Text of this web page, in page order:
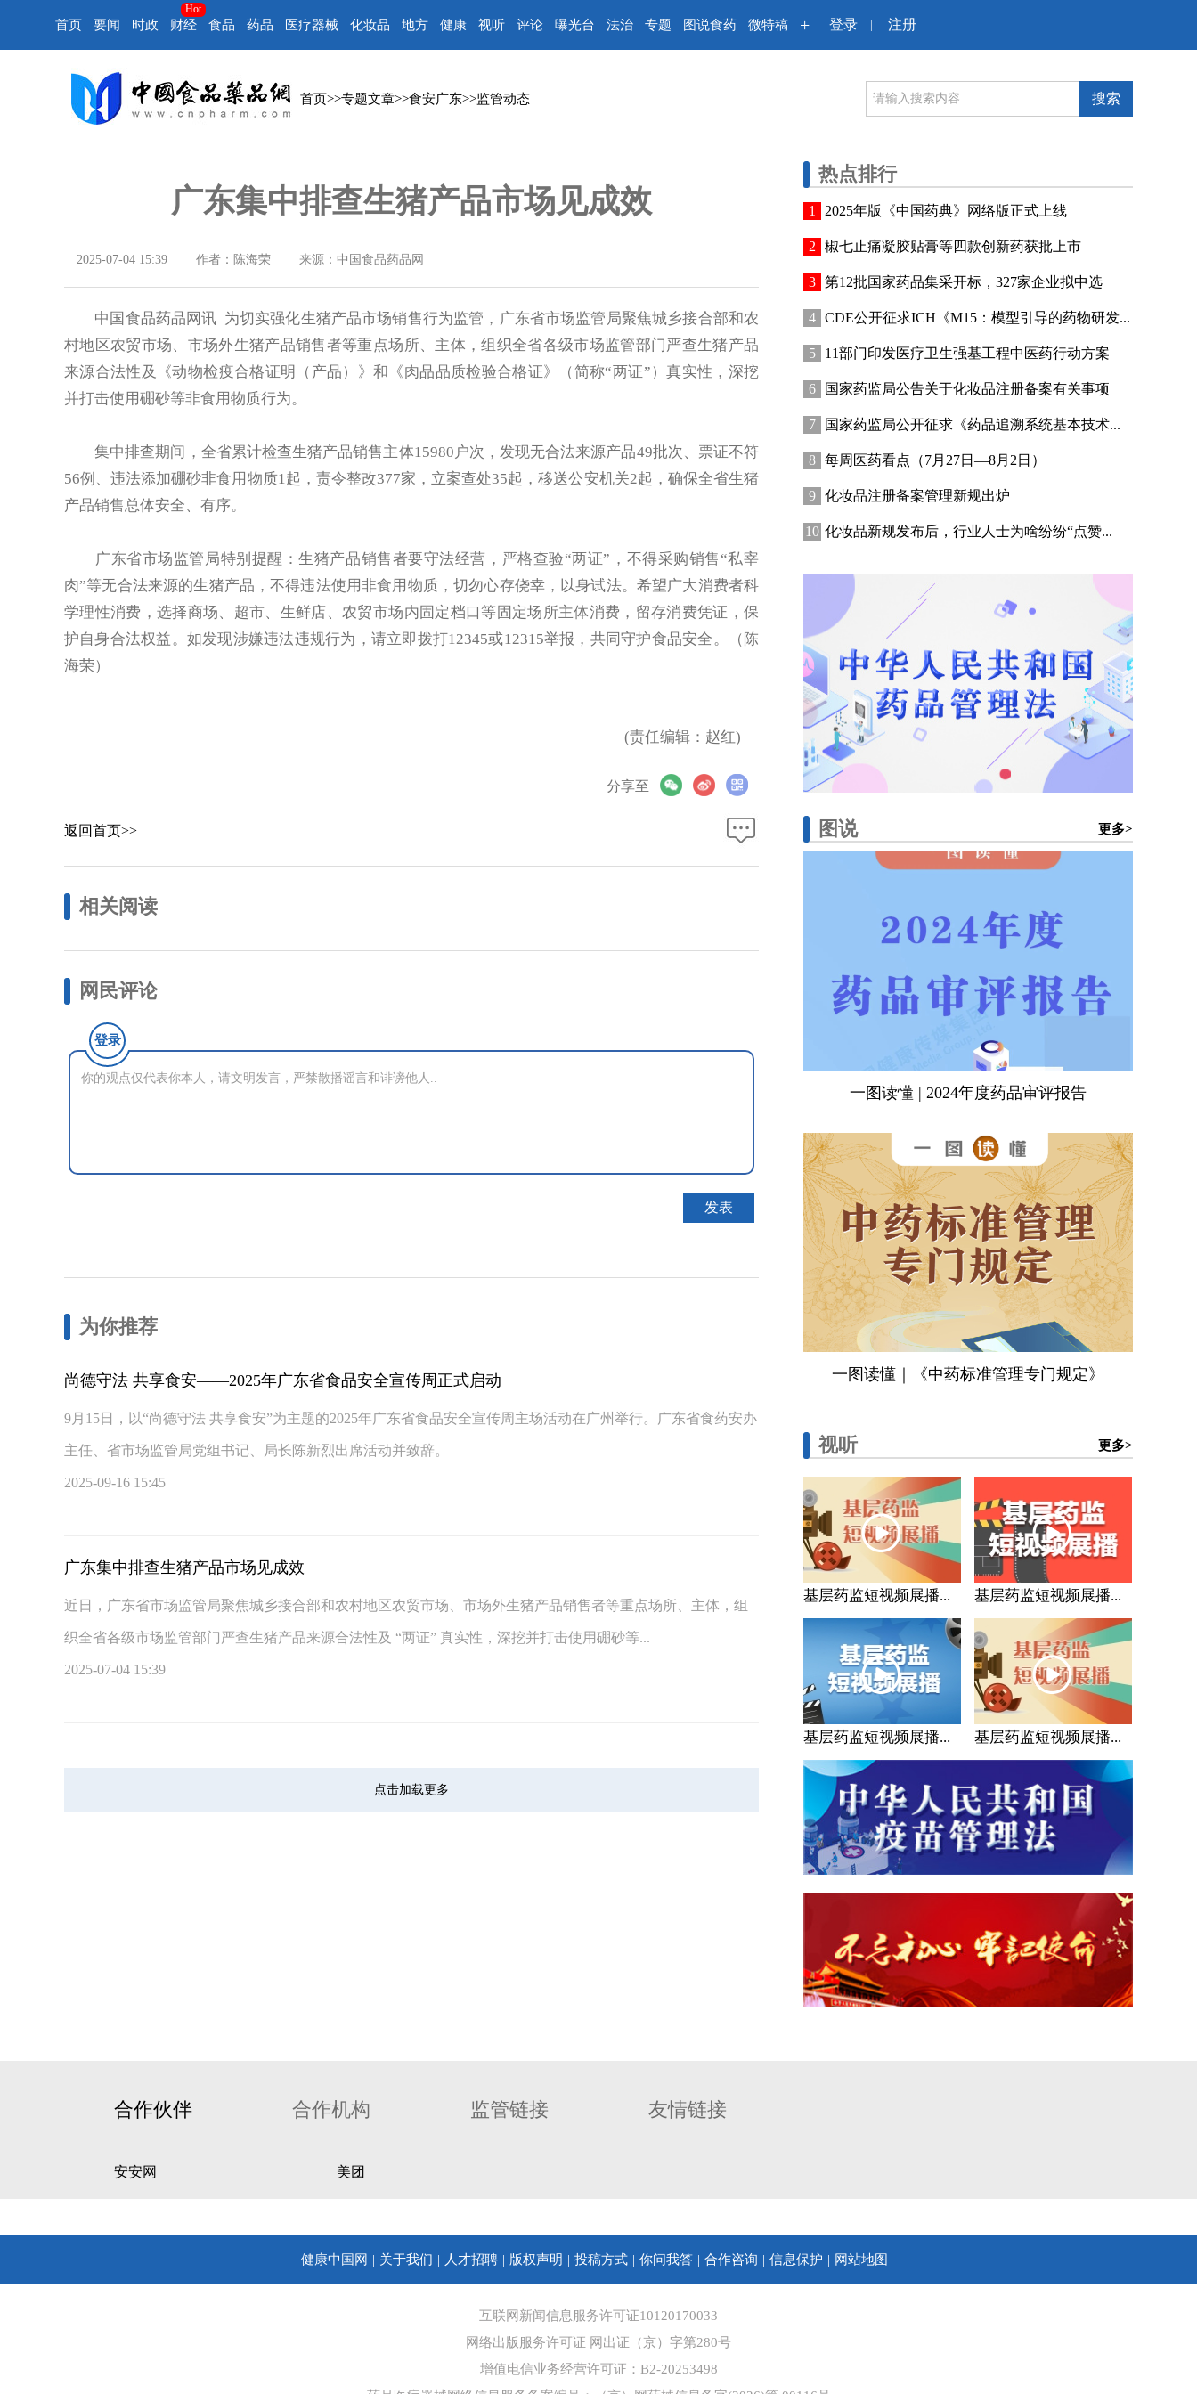
首页 要闻 时政 财经
Hot
食品 药品 医疗器械 化妆品 地方 健康 视听 评论 曝光台 法治 专题 图说食药 微特稿 + 登录 | 注册
首页>>专题文章>>食安广东>>监管动态 搜索
广东集中排查生猪产品市场见成效
2025-07-04 15:39 作者：陈海荣 来源：中国食品药品网
中国食品药品网讯 为切实强化生猪产品市场销售行为监管，广东省市场监管局聚焦城乡接合部和农
村地区农贸市场、市场外生猪产品销售者等重点场所、主体，组织全省各级市场监管部门严查生猪产品
来源合法性及《动物检疫合格证明（产品）》和《肉品品质检验合格证》（简称“两证”）真实性，深挖
并打击使用硼砂等非食用物质行为。
集中排查期间，全省累计检查生猪产品销售主体15980户次，发现无合法来源产品49批次、票证不符
56例、违法添加硼砂非食用物质1起，责令整改377家，立案查处35起，移送公安机关2起，确保全省生猪
产品销售总体安全、有序。
广东省市场监管局特别提醒：生猪产品销售者要守法经营，严格查验“两证”，不得采购销售“私宰
肉”等无合法来源的生猪产品，不得违法使用非食用物质，切勿心存侥幸，以身试法。希望广大消费者科
学理性消费，选择商场、超市、生鲜店、农贸市场内固定档口等固定场所主体消费，留存消费凭证，保
护自身合法权益。如发现涉嫌违法违规行为，请立即拨打12345或12315举报，共同守护食品安全。（陈
海荣）
(责任编辑：赵红)
分享至
返回首页>>
相关阅读
网民评论
登录
为你推荐
尚德守法 共享食安——2025年广东省食品安全宣传周正式启动
9月15日，以“尚德守法 共享食安”为主题的2025年广东省食品安全宣传周主场活动在广州举行。广东省食药安办
主任、省市场监管局党组书记、局长陈新烈出席活动并致辞。
2025-09-16 15:45
广东集中排查生猪产品市场见成效
近日，广东省市场监管局聚焦城乡接合部和农村地区农贸市场、市场外生猪产品销售者等重点场所、主体，组
织全省各级市场监管部门严查生猪产品来源合法性及 “两证” 真实性，深挖并打击使用硼砂等...
2025-07-04 15:39
点击加载更多
热点排行
2025年版《中国药典》网络版正式上线
椒七止痛凝胶贴膏等四款创新药获批上市
第12批国家药品集采开标，327家企业拟中选
CDE公开征求ICH《M15：模型引导的药物研发...
11部门印发医疗卫生强基工程中医药行动方案
国家药监局公告关于化妆品注册备案有关事项
国家药监局公开征求《药品追溯系统基本技术...
每周医药看点（7月27日—8月2日）
化妆品注册备案管理新规出炉
化妆品新规发布后，行业人士为啥纷纷“点赞...
图说 更多>
一图读懂 | 2024年度药品审评报告
一图读懂｜《中药标准管理专门规定》
视听 更多>
基层药监短视频展播... 基层药监短视频展播...
基层药监短视频展播... 基层药监短视频展播...
合作伙伴 合作机构 监管链接 友情链接
安安网 美团
健康中国网 关于我们 人才招聘 版权声明 投稿方式 你问我答 合作咨询 信息保护 网站地图
互联网新闻信息服务许可证10120170033
网络出版服务许可证 网出证（京）字第280号
增值电信业务经营许可证：B2-20253498